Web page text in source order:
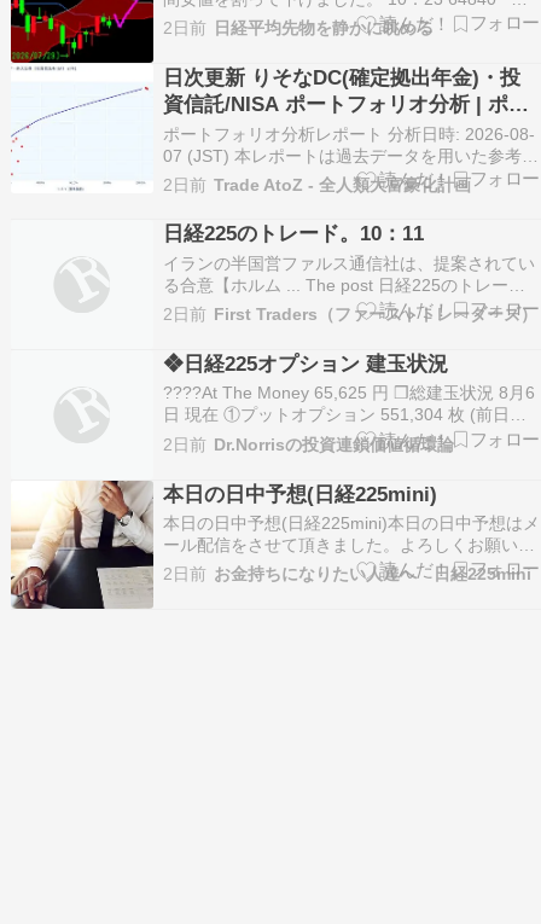
いのサインは出ましたが、値動きが悪いので見送
っています。 こういうのは 裁量 でやらないとシ
ステムでやると負けます。 日経225先物ランキ
ング 日経225ミニ先物ランキ…
2日前 日経平均先物を静かに眺める
日次更新 りそなDC(確定拠出年金)・投
資信託/NISA ポートフォリオ分析 | ポー
トフォリオ分析 [1年・3年・5年・全期
間] – 2026-08-07
ポートフォリオ分析レポート 分析日時: 2026-08-
07 (JST) 本レポートは過去データを用いた参考情
報です。投資判断はご自身の責任で行ってくださ
い。 日次更新のポートフォリオ分析です。りそな
DC・投資信託の1年・3年・5年・全期間につい
て、効率的フロンティア／最大シャー…
2日前 Trade AtoZ - 全人類大富豪化計画
日経225のトレード。10：11
イランの半国営ファルス通信社は、提案されてい
る合意【ホルム ... The post 日経225のトレー
ド。10：11 first appeared on First Traders.
2日前 First Traders（ファーストトレーダーズ）
❖日経225オプション 建玉状況
????At The Money 65,625 円 ❒総建玉状況 8月6
日 現在 ①プットオプション 551,304 枚 (前日比
増減) 8,154 枚 ????プット増加 ②コールオプシ
ョン 282,532 枚 (前日比増減) 2,813 枚 ????コー
ル微増 ③Put+Ca…
2日前 Dr.Norrisの投資連鎖価値循環論
本日の日中予想(日経225mini)
本日の日中予想(日経225mini)本日の日中予想はメ
ール配信をさせて頂きました。よろしくお願いし
ます。8/6の日中結果(日経225mini)(8:45)日中寄
付き成行き買い65615円で約定。利益確定、ロス
2日前 お金持ちになりたい人達へ 日経225mini